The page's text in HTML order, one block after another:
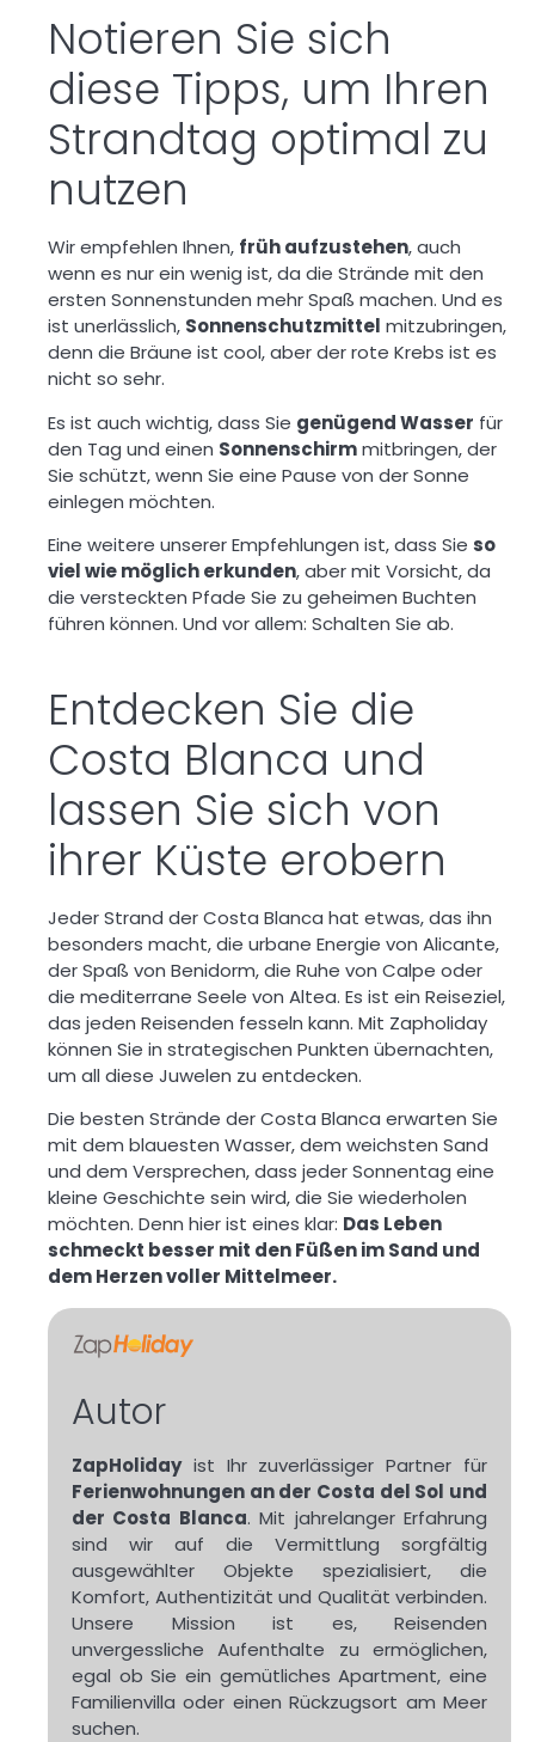
Notieren Sie sich
diese Tipps, um Ihren
Strandtag optimal zu
nutzen
Wir empfehlen Ihnen, früh aufzustehen, auch
wenn es nur ein wenig ist, da die Strände mit den
ersten Sonnenstunden mehr Spaß machen. Und es
ist unerlässlich, Sonnenschutzmittel mitzubringen,
denn die Bräune ist cool, aber der rote Krebs ist es
nicht so sehr.
Es ist auch wichtig, dass Sie genügend Wasser für
den Tag und einen Sonnenschirmmitbringen, der
Sie schützt, wenn Sie eine Pause von der Sonne
einlegen möchten.
Eine weitere unserer Empfehlungen ist, dass Sie so
viel wie möglich erkunden, aber mit Vorsicht, da
die versteckten Pfade Sie zu geheimen Buchten
führen können. Und vor allem: Schalten Sie ab.
Entdecken Sie die
Costa Blanca und
lassen Sie sich von
ihrer Küste erobern
Jeder Strand der Costa Blanca hat etwas, das ihn
besonders macht, die urbane Energie von Alicante,
der Spaß von Benidorm, die Ruhe von Calpe oder
die mediterrane Seele von Altea. Es ist ein Reiseziel,
das jeden Reisenden fesseln kann. Mit Zapholiday
können Sie in strategischen Punkten übernachten,
um all diese Juwelen zu entdecken.
Die besten Strände der Costa Blanca erwarten Sie
mit dem blauesten Wasser, dem weichsten Sand
und dem Versprechen, dass jeder Sonnentag eine
kleine Geschichte sein wird, die Sie wiederholen
möchten. Denn hier ist eines klar: Das Leben
schmeckt besser mit den Füßen im Sand und
dem Herzen voller Mittelmeer.
Autor
ZapHolidayist Ihr zuverlässiger Partner für
Ferienwohnungen an der Costa del Sol und
der Costa Blanca. Mit jahrelanger Erfahrung
sind wir auf die Vermittlung sorgfältig
ausgewählter Objekte spezialisiert, die
Komfort, Authentizität und Qualität verbinden.
Unsere Mission ist es, Reisenden
unvergessliche Aufenthalte zu ermöglichen,
egal ob Sie ein gemütliches Apartment, eine
Familienvilla oder einen Rückzugsort am Meer
suchen.